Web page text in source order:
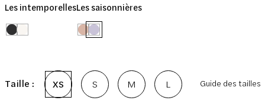
Les intemporellesLes saisonnières
Taille : XS S M L Guide des tailles